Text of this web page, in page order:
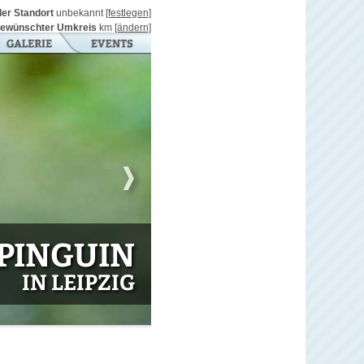
Standort unbekannt [festlegen]
Umkreis km [ändern]
IN LEIPZIG